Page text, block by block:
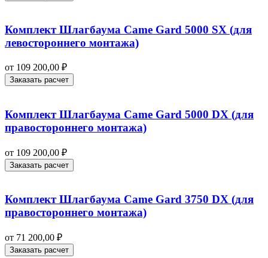
Комплект Шлагбаума Came Gard 5000 SX (для
левостороннего монтажа)
от 109 200,00 ₽
Заказать расчет
Комплект Шлагбаума Came Gard 5000 DX (для
правостороннего монтажа)
от 109 200,00 ₽
Заказать расчет
Комплект Шлагбаума Came Gard 3750 DX (для
правостороннего монтажа)
от 71 200,00 ₽
Заказать расчет